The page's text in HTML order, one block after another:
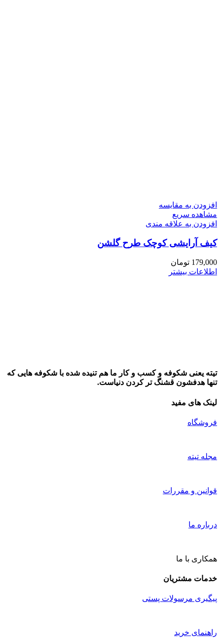
افزودن به مقایسه
مشاهده سریع
افزودن به علاقه مندی
کیف آرایشی کوچک طرح گلشن
179,000 تومان
اطلاعات بیشتر
تیته یعنی شکوفه و کسب و کار ما هم تنیده شده با شکوفه هایی که
تنها هدفشون قشنگ تر کردن دنیاست.
لینک های مفید
فروشگاه
مجله تیته
قوانین و مقررات
درباره ما
همکاری با ما
خدمات مشتریان
پیگیری مرسولات پستی
راهنمای خرید